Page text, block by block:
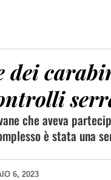
dei
che aveva
è stata una
6, 2023